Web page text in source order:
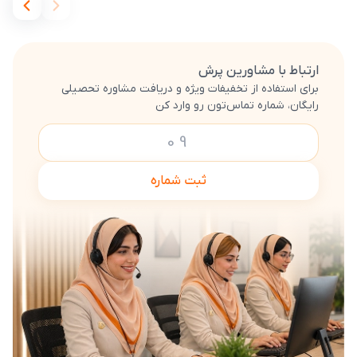
ارتباط با مشاورین پرش
برای استفاده از تخفیفات ویژه و دریافت مشاوره تحصیلی
رایگان، شماره تماس‌تون رو وارد کن
ثبت شماره